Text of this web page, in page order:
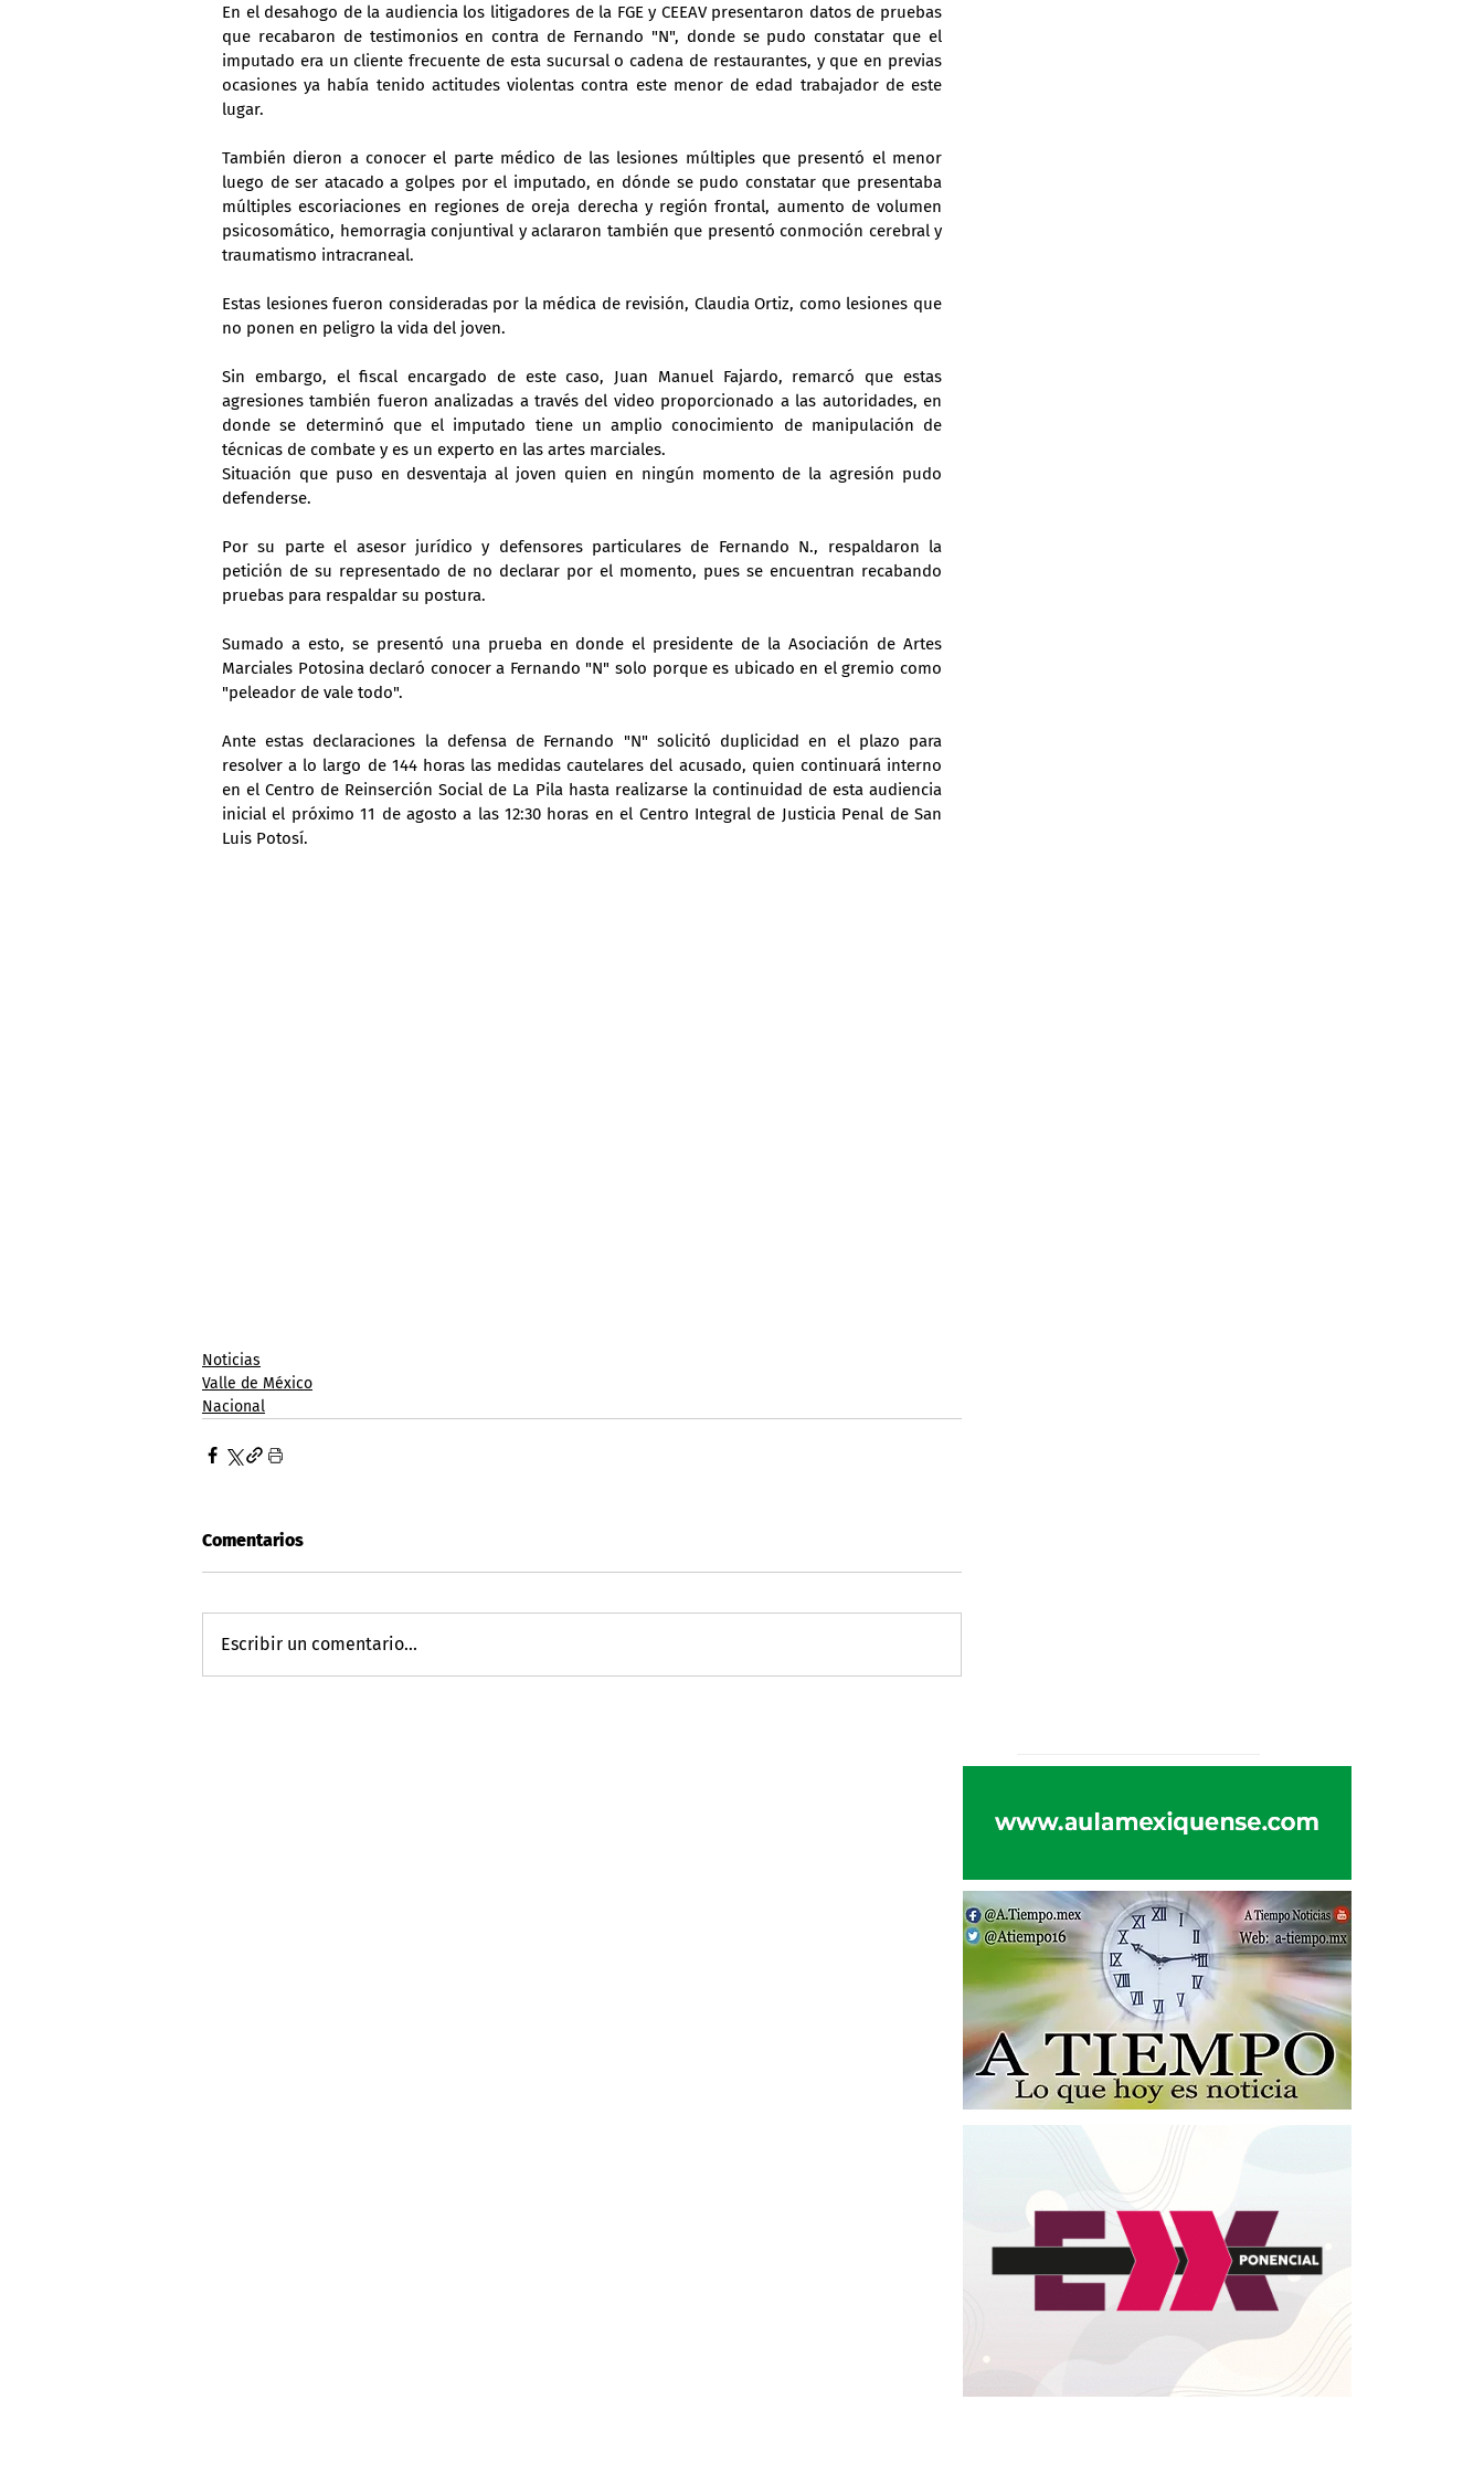
En el desahogo de la audiencia los litigadores de la FGE y CEEAV presentaron datos de pruebas
que recabaron de testimonios en contra de Fernando "N", donde se pudo constatar que el
imputado era un cliente frecuente de esta sucursal o cadena de restaurantes, y que en previas
ocasiones ya había tenido actitudes violentas contra este menor de edad trabajador de este
lugar.
También dieron a conocer el parte médico de las lesiones múltiples que presentó el menor
luego de ser atacado a golpes por el imputado, en dónde se pudo constatar que presentaba
múltiples escoriaciones en regiones de oreja derecha y región frontal, aumento de volumen
psicosomático, hemorragia conjuntival y aclararon también que presentó conmoción cerebral y
traumatismo intracraneal.
Estas lesiones fueron consideradas por la médica de revisión, Claudia Ortiz, como lesiones que
no ponen en peligro la vida del joven.
Sin embargo, el fiscal encargado de este caso, Juan Manuel Fajardo, remarcó que estas
agresiones también fueron analizadas a través del video proporcionado a las autoridades, en
donde se determinó que el imputado tiene un amplio conocimiento de manipulación de
técnicas de combate y es un experto en las artes marciales.
Situación que puso en desventaja al joven quien en ningún momento de la agresión pudo
defenderse.
Por su parte el asesor jurídico y defensores particulares de Fernando N., respaldaron la
petición de su representado de no declarar por el momento, pues se encuentran recabando
pruebas para respaldar su postura.
Sumado a esto, se presentó una prueba en donde el presidente de la Asociación de Artes
Marciales Potosina declaró conocer a Fernando "N" solo porque es ubicado en el gremio como
"peleador de vale todo".
Ante estas declaraciones la defensa de Fernando "N" solicitó duplicidad en el plazo para
resolver a lo largo de 144 horas las medidas cautelares del acusado, quien continuará interno
en el Centro de Reinserción Social de La Pila hasta realizarse la continuidad de esta audiencia
inicial el próximo 11 de agosto a las 12:30 horas en el Centro Integral de Justicia Penal de San
Luis Potosí.
Noticias
Valle de México
Nacional
Comentarios
Escribir un comentario...